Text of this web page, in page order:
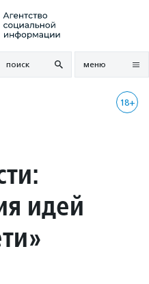
поиск меню
18+
идей